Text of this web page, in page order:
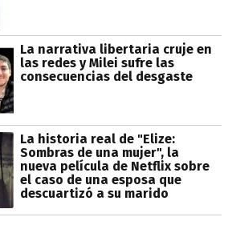
La narrativa libertaria cruje en
las redes y Milei sufre las
consecuencias del desgaste
La historia real de "Elize:
Sombras de una mujer", la
nueva película de Netflix sobre
el caso de una esposa que
descuartizó a su marido